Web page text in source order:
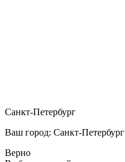
Санкт-Петербург
Ваш город: Санкт-Петербург
Верно